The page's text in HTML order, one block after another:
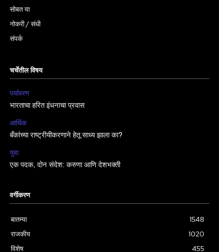
सोबत या
नोकरी / संधी
संपर्क
चर्चेतील विषय
पर्यावरण
भारताचा हरित इंधनाचा प्रवास
आर्थिक
बँकांच्या राष्ट्रीयीकरणाने हेतू साध्य झाला का?
युवा
एक पदक, दोन संदेश: करुणा आणि देशभक्ती
वर्गीकरण
बातम्या
1548
राजकीय
1020
विशेष
455